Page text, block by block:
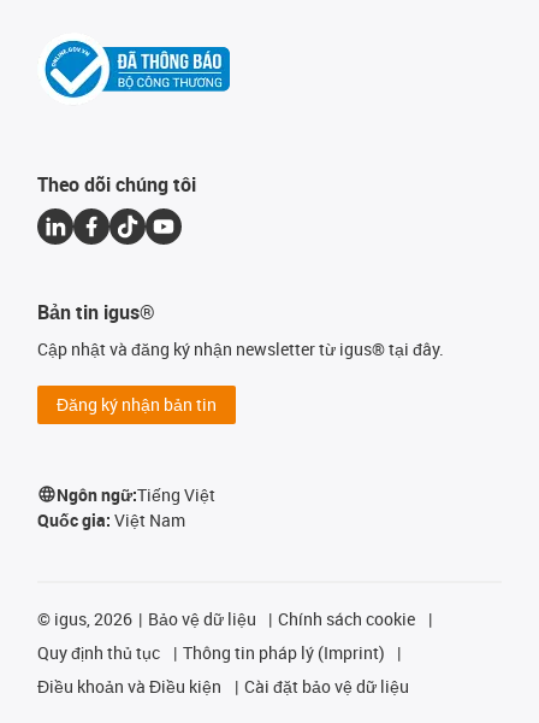
Theo dõi chúng tôi
Bản tin igus®
Cập nhật và đăng ký nhận newsletter từ igus® tại đây.
Đăng ký nhận bản tin
Ngôn ngữ:Tiếng Việt
Quốc gia: Việt Nam
© igus, 2026 Bảo vệ dữ liệu
Chính sách cookie
Quy định thủ tục
Thông tin pháp lý (Imprint)
Điều khoản và Điều kiện
Cài đặt bảo vệ dữ liệu